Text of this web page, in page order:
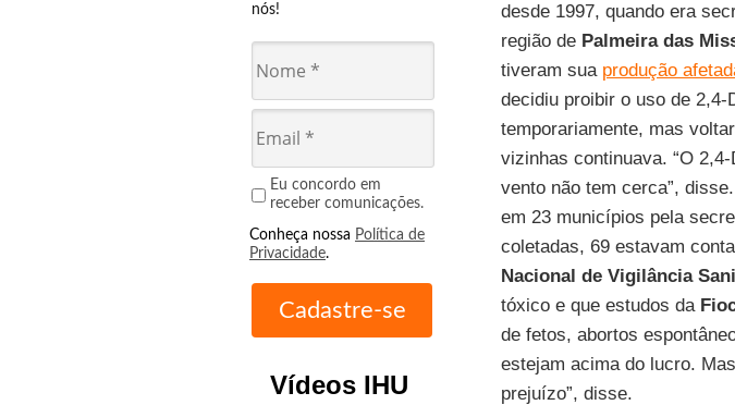
nós!
Eu concordo em
receber comunicações.
Conheça nossa Política de
Privacidade.
Vídeos IHU
desde 1997, quando era
região de Palmeira das
tiveram sua produção
decidiu proibir o uso de
temporariamente, mas
vizinhas continuava. “O
vento não tem cerca”,
em 23 municípios pela
coletadas, 69 estavam
Nacional de Vigilância
tóxico e que estudos da
de fetos, abortos
estejam acima do lucro.
prejuízo”, disse.